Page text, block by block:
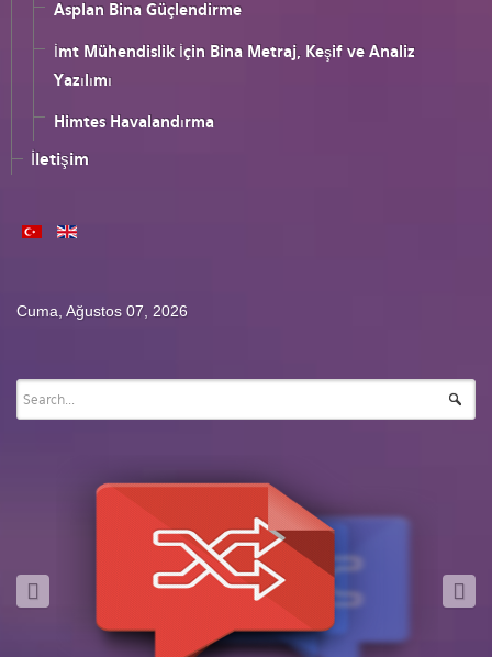
Asplan Bina Güçlendirme
İmt Mühendislik İçin Bina Metraj, Keşif ve Analiz
Yazılımı
Himtes Havalandırma
İletişim
Cuma, Ağustos 07, 2026